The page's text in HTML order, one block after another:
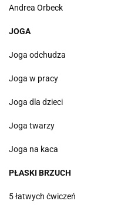
Andrea Orbeck
JOGA
Joga odchudza
Joga w pracy
Joga dla dzieci
Joga twarzy
Joga na kaca
PŁASKI BRZUCH
5 łatwych ćwiczeń